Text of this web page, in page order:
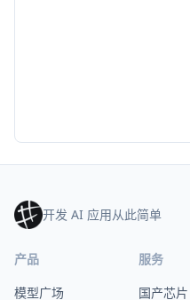
开发 AI 应用从此简单
产品
模型广场
服务
国产芯